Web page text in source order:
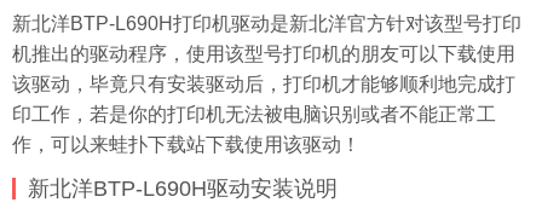
新北洋BTP-L690H打印机驱动是新北洋官方针对该型号打印
机推出的驱动程序，使用该型号打印机的朋友可以下载使用
该驱动，毕竟只有安装驱动后，打印机才能够顺利地完成打
印工作，若是你的打印机无法被电脑识别或者不能正常工
作，可以来蛙扑下载站下载使用该驱动！
新北洋BTP-L690H驱动安装说明